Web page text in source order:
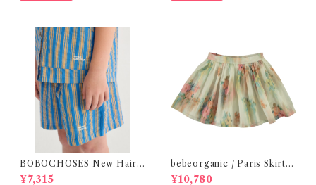
BOBOCHOSES New Hairli
ne denim bermuda shorts /
¥7,315
bebeorganic / Paris Skirt
Nostalgic Florals (10・12y)
¥10,780